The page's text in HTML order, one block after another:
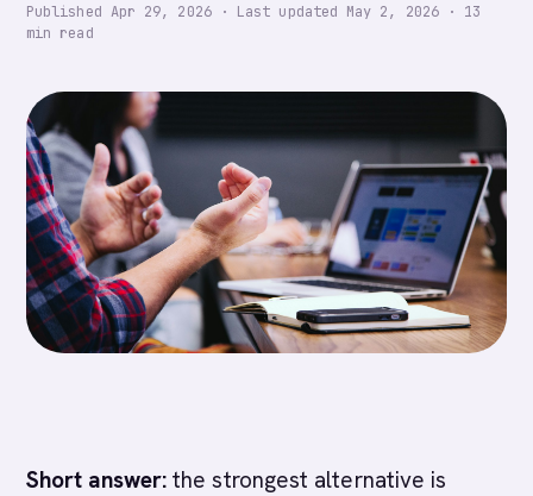
Published Apr 29, 2026· Last updated May 2, 2026· 13
min read
Short answer: the strongest alternative is